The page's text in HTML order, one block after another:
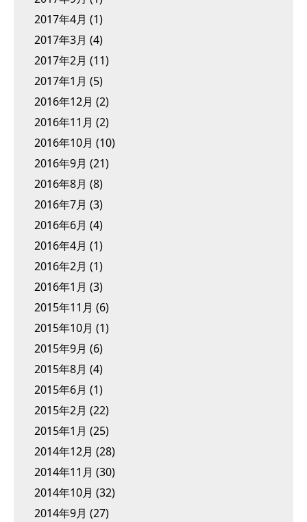
2017年4月 (1)
2017年3月 (4)
2017年2月 (11)
2017年1月 (5)
2016年12月 (2)
2016年11月 (2)
2016年10月 (10)
2016年9月 (21)
2016年8月 (8)
2016年7月 (3)
2016年6月 (4)
2016年4月 (1)
2016年2月 (1)
2016年1月 (3)
2015年11月 (6)
2015年10月 (1)
2015年9月 (6)
2015年8月 (4)
2015年6月 (1)
2015年2月 (22)
2015年1月 (25)
2014年12月 (28)
2014年11月 (30)
2014年10月 (32)
2014年9月 (27)